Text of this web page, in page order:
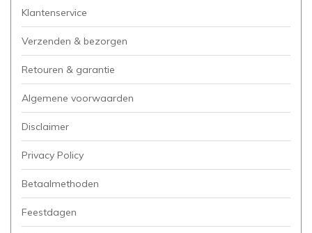
Klantenservice
Verzenden & bezorgen
Retouren & garantie
Algemene voorwaarden
Disclaimer
Privacy Policy
Betaalmethoden
Feestdagen